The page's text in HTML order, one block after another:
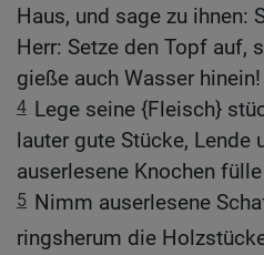
Haus, und sage zu ihnen:
Herr: Setze den Topf auf,
gieße auch Wasser hinein!
4 Lege seine {Fleisch}
lauter gute Stücke, Lende
auserlesene Knochen
5 Nimm auserlesene
ringsherum die